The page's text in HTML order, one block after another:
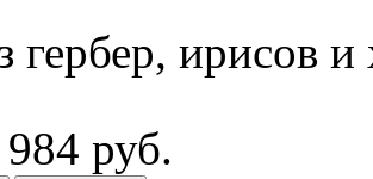
гербер, ирисов и
руб.